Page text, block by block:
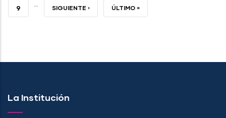
ACTUAL
PAGE
9 … SIGUIENTE
SIGUIENTE › ÚLTIMA
ÚLTIMO »
La Institución